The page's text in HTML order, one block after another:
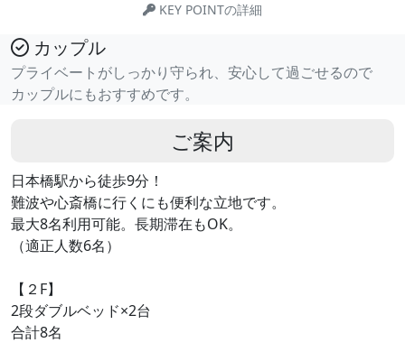
KEY POINTの詳細
カップル
プライベートがしっかり守られ、安心して過ごせるので
カップルにもおすすめです。
ご案内
日本橋駅から徒歩9分！
難波や心斎橋に行くにも便利な立地です。
最大8名利用可能。長期滞在もOK。
（適正人数6名）
【２F】
2段ダブルベッド×2台
合計8名